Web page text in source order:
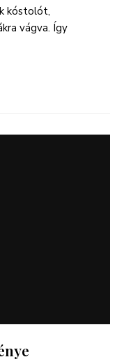
kóstolót,
vágva. Így